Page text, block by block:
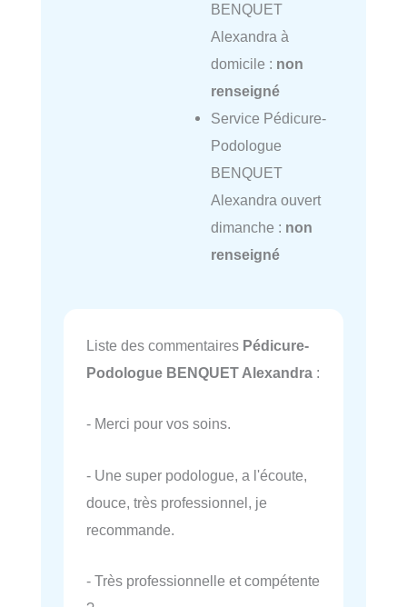
BENQUET
Alexandra à
domicile : non
renseigné
Service Pédicure-
Podologue
BENQUET
Alexandra ouvert
dimanche : non
renseigné
Liste des commentaires Pédicure-
Podologue BENQUET Alexandra :
- Merci pour vos soins.
- Une super podologue, a l'écoute,
douce, très professionnel, je
recommande.
- Très professionnelle et compétente